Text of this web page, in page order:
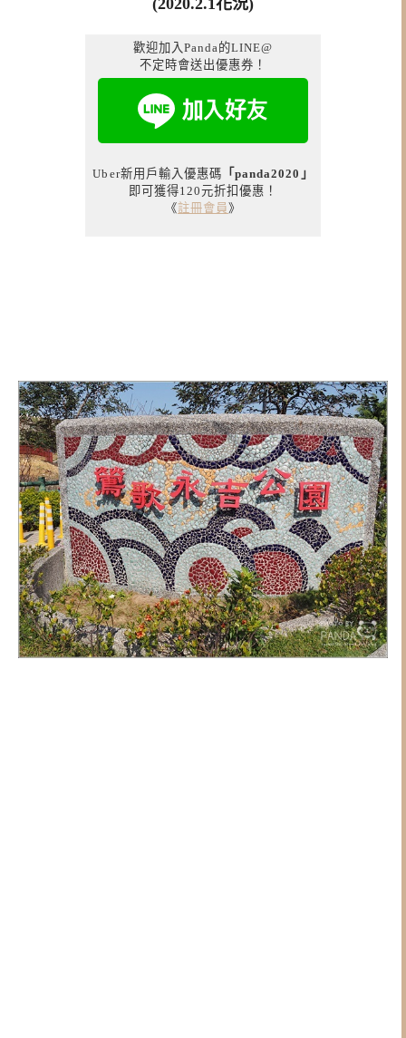
(2020.2.1花況)
歡迎加入Panda的LINE@
不定時會送出優惠券！
Uber新用戶輸入優惠碼 「panda2020」
即可獲得120元折扣優惠！
《註冊會員》